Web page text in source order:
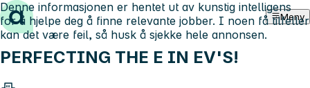
Hopp til innhold Meny
PERFECTING THE E IN EV'S!
Denne informasjonen er hentet ut av kunstig intelligens
for å hjelpe deg å finne relevante jobber. I noen få tilfeller
kan det være feil, så husk å sjekke hele annonsen.